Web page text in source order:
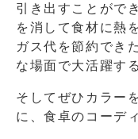
引き出すことがで
を消して食材に熱
ガス代を節約でき
な場面で大活躍す
そしてぜひカラー
に、食卓のコーデ